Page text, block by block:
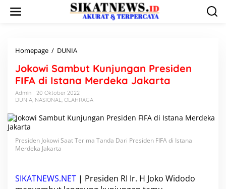
Homepage / DUNIA
k
o
w
i
S
m
u
n
j
Jokowi Sambut Kunjungan Presiden
FIFA di Istana Merdeka Jakarta
Admin
20 Oktober 2022
DUNIA, NASIONAL, OLAHRAGA
Presiden Jokowi Saat Terima Tanda Dari Presiden FIFA di Istana
Merdeka Jakarta
SIKATNEWS.NET | Presiden RI Ir. H Joko Widodo